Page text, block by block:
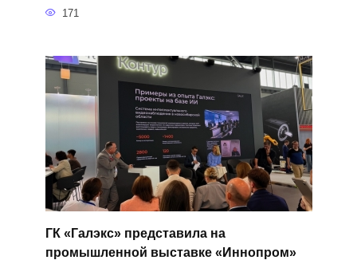
171
ГК «Галэкс» представила на
промышленной выставке «Иннопром»